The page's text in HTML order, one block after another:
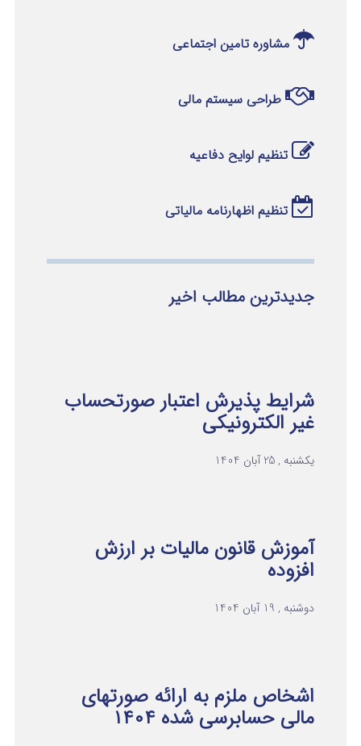
مشاوره تامین اجتماعی
طراحی سیستم مالی
تنظیم لوایح دفاعیه
تنظیم اظهارنامه مالیاتی
جدیدترین مطالب اخیر
شرایط پذیرش اعتبار صورتحساب
غیر الکترونیکی
یکشنبه , 25 آبان 1404
آموزش قانون مالیات بر ارزش
افزوده
دوشنبه , 19 آبان 1404
اشخاص ملزم به ارائه صورتهای
مالی حسابرسی شده ۱۴۰۴